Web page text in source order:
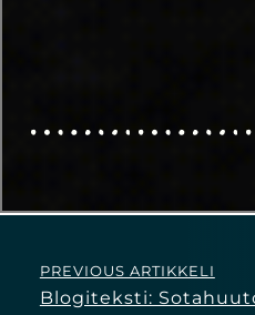
PREVIOUS ARTIKKELI
Blogiteksti: